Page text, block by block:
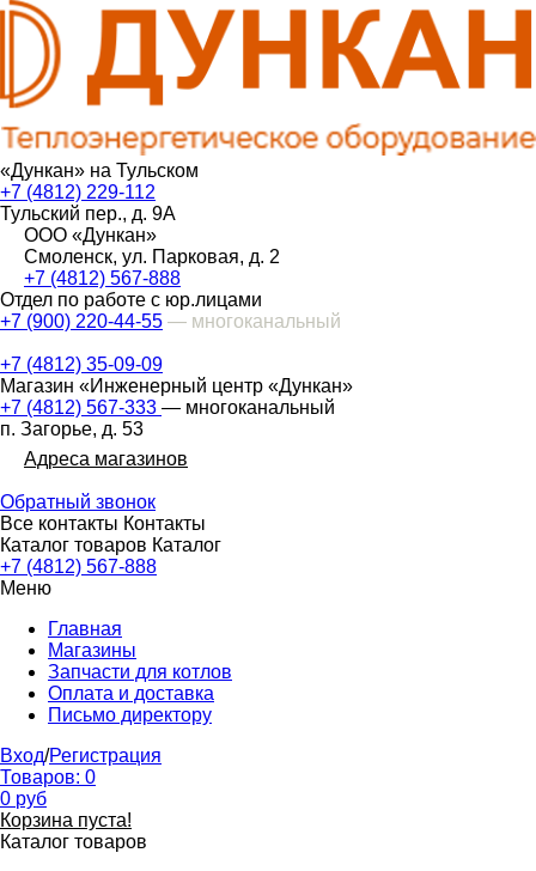
«Дункан» на Тульском
+7 (4812) 229-112
Тульский пер., д. 9А
ООО «Дункан»
Смоленск, ул. Парковая, д. 2
+7 (4812) 567-888
Отдел по работе с юр.лицами
+7 (900) 220-44-55 — многоканальный
+7 (4812) 35-09-09
Магазин «Инженерный центр «Дункан»
+7 (4812) 567-333 — многоканальный
п. Загорье, д. 53
Адреса магазинов
Обратный звонок
Все контакты Контакты
Каталог товаров Каталог
+7 (4812) 567-888
Меню
Главная
Магазины
Запчасти для котлов
Оплата и доставка
Письмо директору
Вход/Регистрация
Товаров: 0
0 руб
Корзина пуста!
Каталог товаров